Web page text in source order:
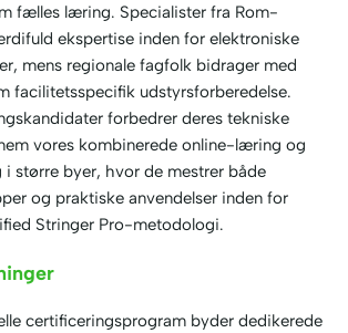
fælles læring. Specialister fra Rom-
ekspertise inden for elektroniske
mens regionale fagfolk bidrager med
facilitetsspecifik udstyrsforberedelse.
forbedrer deres tekniske
vores kombinerede online-læring og
større byer, hvor de mestrer både
og praktiske anvendelser inden for
Stringer Pro-metodologi.
certificeringsprogram byder dedikerede